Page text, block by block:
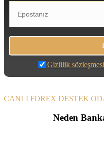
Gizlilik sözleşmesi
CANLI FOREX DESTEK
Neden